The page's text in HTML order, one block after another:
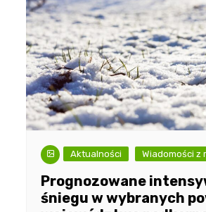
Aktualności Wiadomości z
Prognozowane
śniegu w wybranych